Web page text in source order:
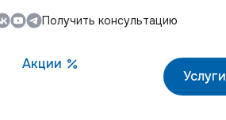
Получить консультацию
Акции
Услуги